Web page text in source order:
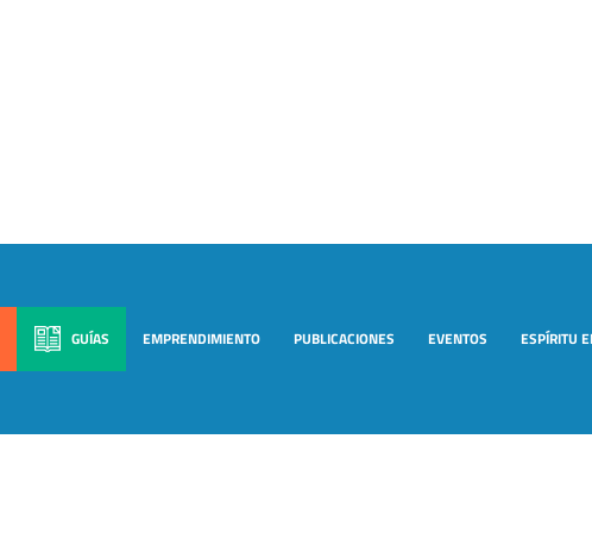
GUÍAS EMPRENDIMIENTO PUBLICACIONES EVENTOS ESPÍRITU